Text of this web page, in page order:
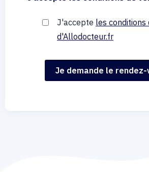
J'accepte les conditions
d'Allodocteur.fr